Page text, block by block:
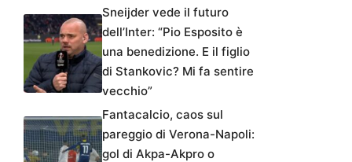
Sneijder vede il futuro
dell’Inter: “Pio Esposito è
una benedizione. E il figlio
di Stankovic? Mi fa sentire
vecchio”
Fantacalcio, caos sul
pareggio di Verona-Napoli:
gol di Akpa-Akpro o